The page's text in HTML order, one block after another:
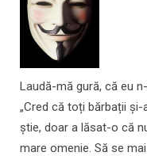
Laudă-mă gură, că eu
„Cred că toți bărbații
știe, doar a lăsat-o că
mare omenie. Să se